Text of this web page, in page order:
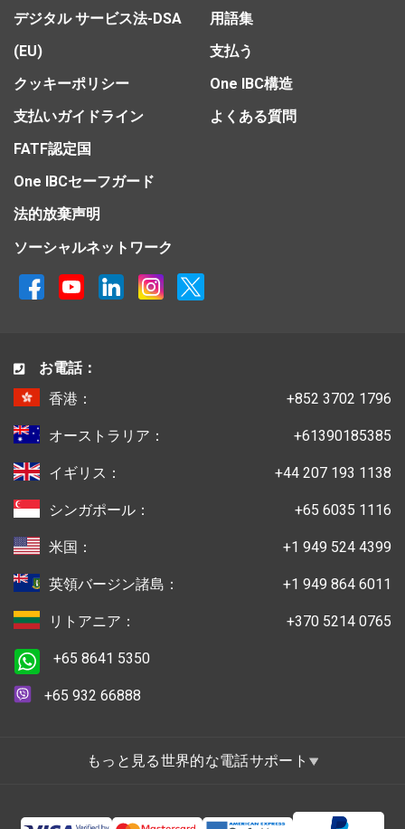
デジタル サービス法-DSA
(EU)
クッキーポリシー
支払いガイドライン
FATF認定国
One IBCセーフガード
法的放棄声明
用語集
支払う
One IBC構造
よくある質問
ソーシャルネットワーク
お電話：
香港：
+852 3702 1796
オーストラリア： +61390185385
イギリス： +44 207 193 1138
シンガポール： +65 6035 1116
米国： +1 949 524 4399
英領バージン諸島： +1 949 864 6011
リトアニア： +370 5214 0765
+65 8641 5350
+65 932 66888
もっと見る世界的な電話サポート